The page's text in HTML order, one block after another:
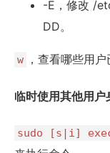
-E，修改 /
DD。
w ，查看哪些用
临时使用其他用
sudo [s|i]